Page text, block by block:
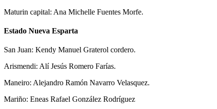
Maturin capital: Ana Michelle Fuentes Morfe.
Estado Nueva Esparta
San Juan: Kendy Manuel Graterol cordero.
Arismendi: Alí Jesús Romero Farías.
Maneiro: Alejandro Ramón Navarro Velasquez.
Mariño: Eneas Rafael González Rodríguez